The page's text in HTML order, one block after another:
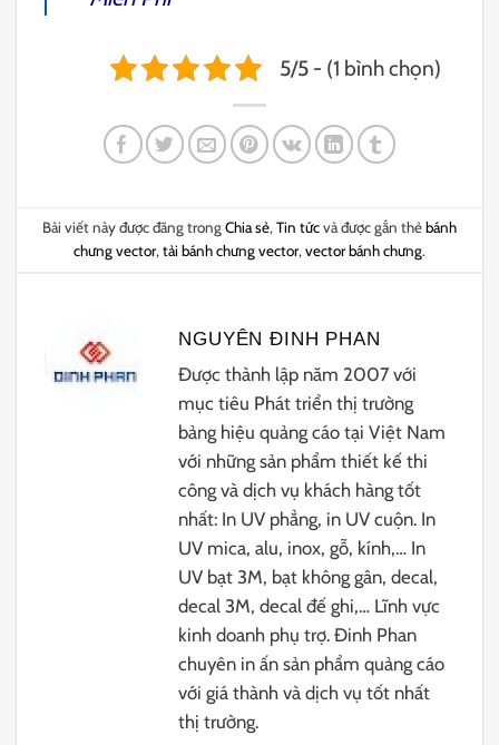
5/5 - (1 bình chọn)
Bài viết này được đăng trongChia sẻ, Tin tứcvà được gắn thẻbánh
chưng vector, tải bánh chưng vector, vector bánh chưng.
NGUYÊN ĐINH PHAN
Được thành lập năm 2007 với
mục tiêu Phát triển thị trường
bảng hiệu quảng cáo tại Việt Nam
với những sản phẩm thiết kế thi
công và dịch vụ khách hàng tốt
nhất: In UV phẳng, in UV cuộn. In
UV mica, alu, inox, gỗ, kính,… In
UV bạt 3M, bạt không gân, decal,
decal 3M, decal đế ghi,… Lĩnh vực
kinh doanh phụ trợ. Đinh Phan
chuyên in ấn sản phẩm quảng cáo
với giá thành và dịch vụ tốt nhất
thị trường.